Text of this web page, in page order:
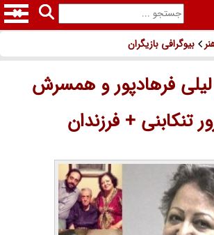
بیوگرافی بازیگران
لیلی فرهادپور و همسرش
تنکابنی + فرزندان